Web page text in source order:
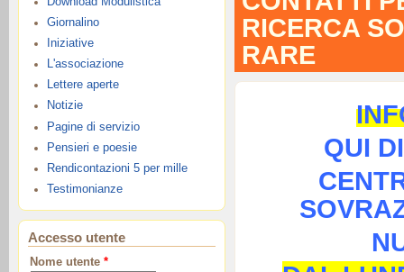
Giornalino
Iniziative
L'associazione
Lettere aperte
Notizie
Pagine di servizio
Pensieri e poesie
Rendicontazioni 5 per mille
Testimonianze
Accesso utente
Nome utente *
RICERCA
RARE
QUI